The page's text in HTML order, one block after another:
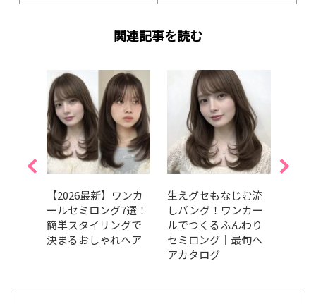
関連記事を読む
【2026最新】ワンカ
ールセミロング7選！
簡単スタイリングで
決まるおしゃれヘア
生えグセもなじむ流
しバング！ワンカー
ルでつくるふんわり
セミロング｜最旬ヘ
アカタログ